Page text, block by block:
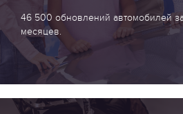
46 500 обновлений автомобилей
месяцев.